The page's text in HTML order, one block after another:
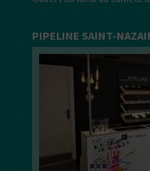
PIPELINE SAINT-